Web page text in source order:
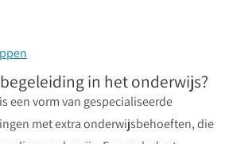
in het onderwijs?
een vorm van gespecialiseerde
met extra onderwijsbehoeften, die